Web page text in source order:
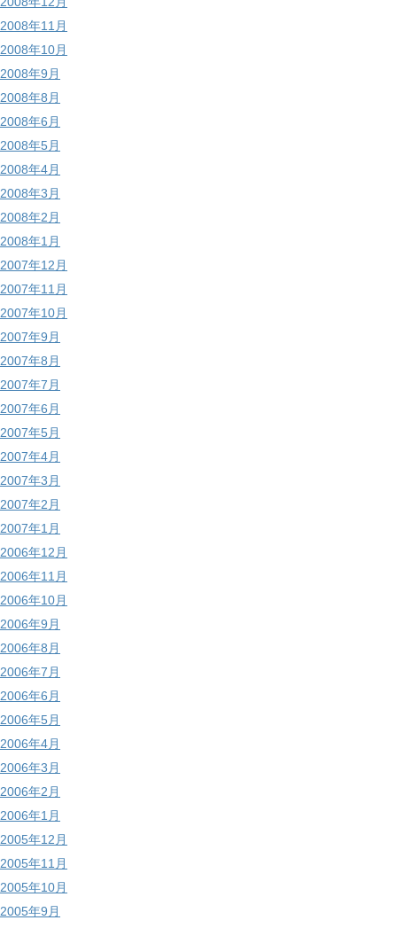
2008年11月
2008年10月
2008年9月
2008年8月
2008年6月
2008年5月
2008年4月
2008年3月
2008年2月
2008年1月
2007年12月
2007年11月
2007年10月
2007年9月
2007年8月
2007年7月
2007年6月
2007年5月
2007年4月
2007年3月
2007年2月
2007年1月
2006年12月
2006年11月
2006年10月
2006年9月
2006年8月
2006年7月
2006年6月
2006年5月
2006年4月
2006年3月
2006年2月
2006年1月
2005年12月
2005年11月
2005年10月
2005年9月